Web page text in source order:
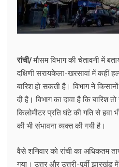
रांची/मौसम विभाग की चेतावनी में
दक्षिणी सरायकेला-खरसावां में कहीं
बारिश हो सकती है। विभाग ने
दी है। विभाग का दावा है कि बारिश
किलोमीटर प्रति घंटे की गति से हवा
की भी संभावना व्यक्त की गयी है।
वैसे शनिवार को रांची का अधिकतम
गया। उत्तर और उत्तरी-पूर्वी झारखंड